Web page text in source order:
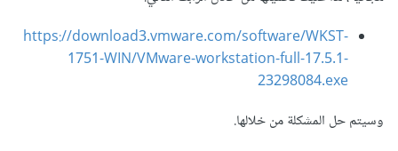
https://download3.vmware.com/software/WKST-
1751-WIN/VMware-workstation-full-17.5.1-
23298084.exe
وسيتم حل المشكلة من خلالها.